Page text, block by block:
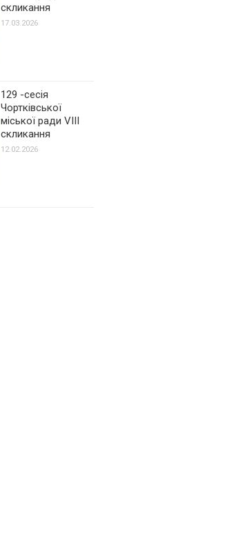
скликання
17.03.2026
129 -сесія
Чортківської
міської ради VIII
скликання
12.02.2026